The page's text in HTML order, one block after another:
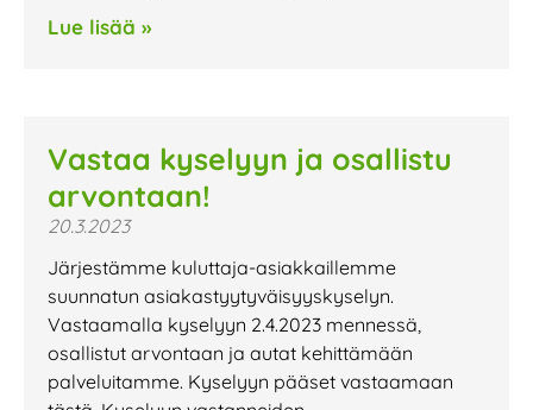
Lue lisää »
Vastaa kyselyyn ja osallistu
arvontaan!
20.3.2023
Järjestämme kuluttaja-asiakkaillemme
suunnatun asiakastyytyväisyyskyselyn.
Vastaamalla kyselyyn 2.4.2023 mennessä,
osallistut arvontaan ja autat kehittämään
palveluitamme. Kyselyyn pääset vastaamaan